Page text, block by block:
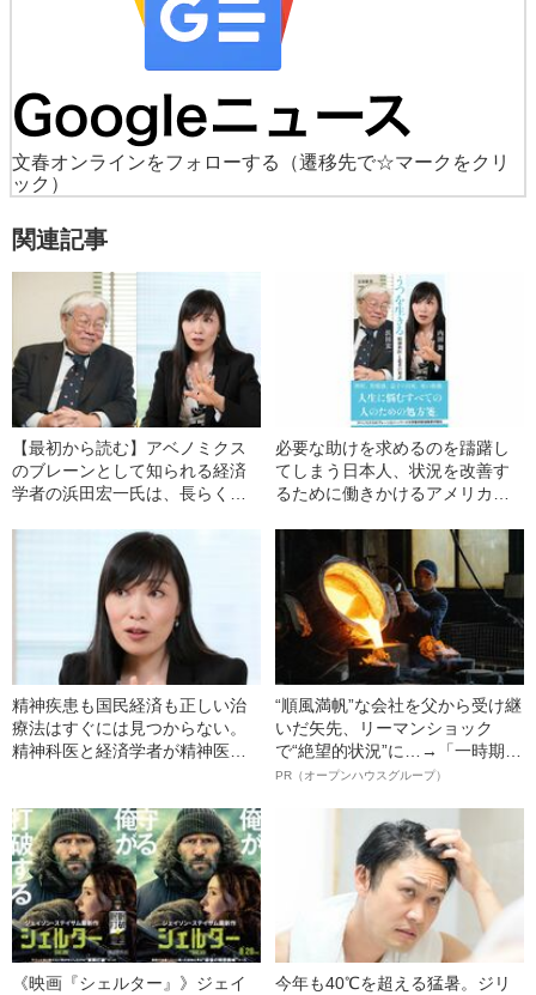
文春オンラインをフォローする
（遷移先で☆マークをクリ
ック）
関連記事
【最初から読む】アベノミクス
のブレーンとして知られる経済
学者の浜田宏一氏は、長らく躁
いま心の病を語るのか？
必要な助けを求めるのを躊躇し
てしまう日本人、状況を改善す
るために働きかけるアメリカ人
精神疾患も国民経済も正しい治
療法はすぐには見つからない。
精神科医と経済学者が精神医学
“順風満帆”な会社を父から受け継
いだ矢先、リーマンショック
で“絶望的状況”に…→「一時期は
納品3年待ち」のヒット商品を生
明かす、“逆転の戦術”
PR（オープンハウスグループ）
《映画『シェルター』》ジェイ
今年も40℃を超える猛暑。ジリ